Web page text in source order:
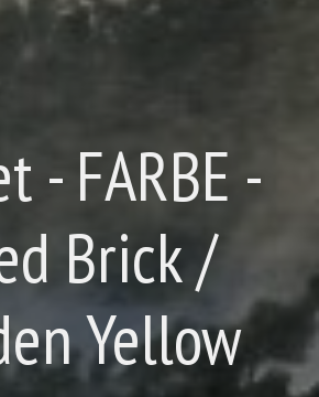
- FARBE -
Brick /
Yellow